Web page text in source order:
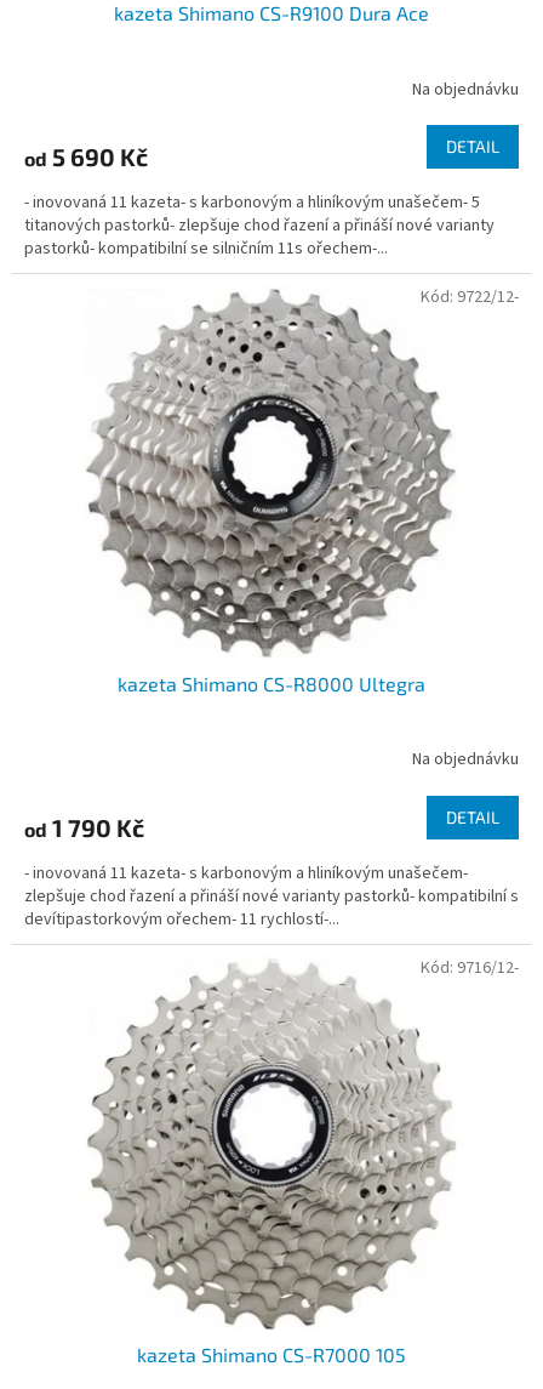
kazeta Shimano CS-R9100 Dura Ace
Na objednávku
od 5 690 Kč DETAIL
- inovovaná 11 kazeta- s karbonovým a hliníkovým unašečem- 5
titanových pastorků- zlepšuje chod řazení a přináší nové varianty
pastorků- kompatibilní se silničním 11s ořechem-...
kazeta Shimano CS-R8000 Ultegra
Na objednávku
od 1 790 Kč DETAIL
- inovovaná 11 kazeta- s karbonovým a hliníkovým unašečem-
zlepšuje chod řazení a přináší nové varianty pastorků- kompatibilní s
devítipastorkovým ořechem- 11 rychlostí-...
Kód: 9722/12-
kazeta Shimano CS-R7000 105
Kód: 9716/12-